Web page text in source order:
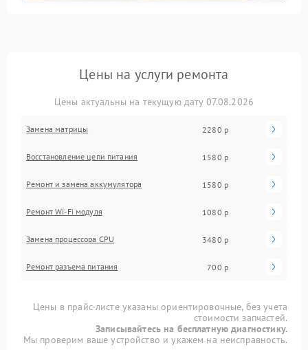
Цены на услуги ремонта
Цены актуальны на текущую дату 07.08.2026
Замена матрицы 2280 р
Восстановление цепи питания 1580 р
Ремонт и замена аккумулятора 1580 р
Ремонт Wi-Fi модуля 1080 р
Замена процессора CPU 3480 р
Ремонт разъема питания 700 р
Цены в прайс-листе указаны ориентировочные, без учета
стоимости запчастей.
Записывайтесь на бесплатную диагностику.
Мы проверим ваше устройство и укажем на неисправность.